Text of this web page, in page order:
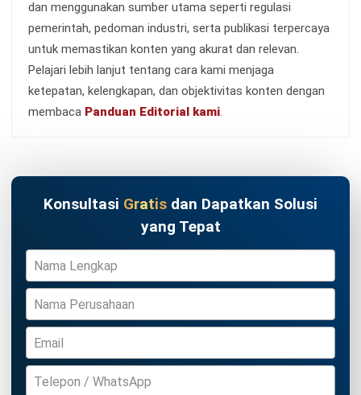
TENTANG KAMI
Jalan Balikpapan Raya No. 9 A - C, Daerah Khusus Ibukota
+62-812-2284-6776
hello@hashmicro.co.id
partnership@hashmicro.com
Temukan Software Terbaik untuk Bisnis